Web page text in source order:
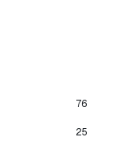
76
25